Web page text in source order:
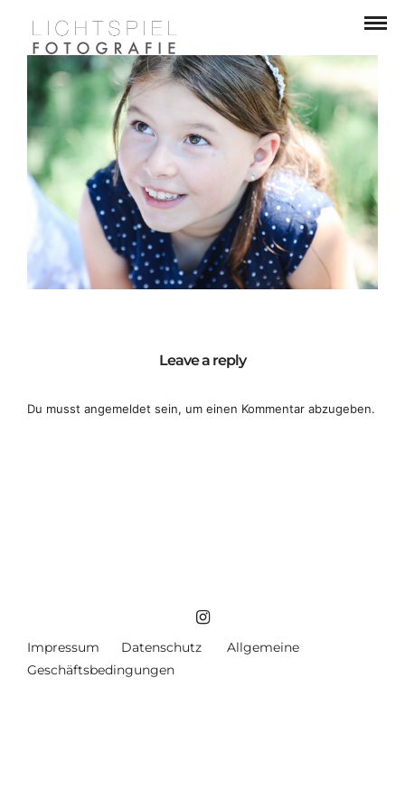
Leave a reply
Du musst angemeldet sein, um einen Kommentar abzugeben.
Impressum Datenschutz
Allgemeine
Geschäftsbedingungen